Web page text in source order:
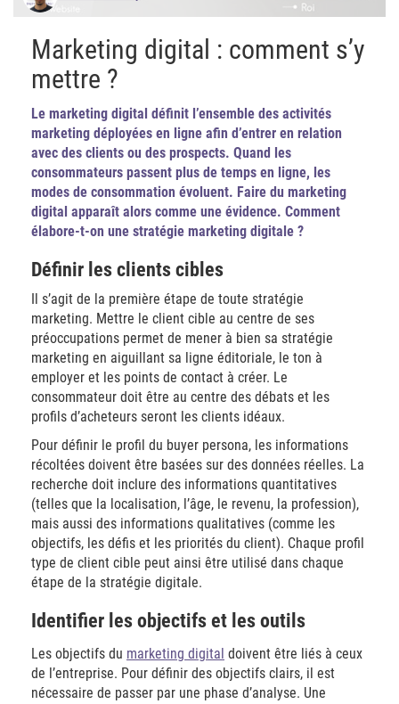
Marketing digital : comment s’y
mettre ?
Le marketing digital définit l’ensemble des activités
marketing déployées en ligne afin d’entrer en relation
avec des clients ou des prospects. Quand les
consommateurs passent plus de temps en ligne, les
modes de consommation évoluent. Faire du marketing
digital apparaît alors comme une évidence. Comment
élabore-t-on une stratégie marketing digitale ?
Définir les clients cibles
Il s’agit de la première étape de toute stratégie
marketing. Mettre le client cible au centre de ses
préoccupations permet de mener à bien sa stratégie
marketing en aiguillant sa ligne éditoriale, le ton à
employer et les points de contact à créer. Le
consommateur doit être au centre des débats et les
profils d’acheteurs seront les clients idéaux.
Pour définir le profil du buyer persona, les informations
récoltées doivent être basées sur des données réelles. La
recherche doit inclure des informations quantitatives
(telles que la localisation, l’âge, le revenu, la profession),
mais aussi des informations qualitatives (comme les
objectifs, les défis et les priorités du client). Chaque profil
type de client cible peut ainsi être utilisé dans chaque
étape de la stratégie digitale.
Identifier les objectifs et les outils
Les objectifs du marketing digital doivent être liés à ceux
de l’entreprise. Pour définir des objectifs clairs, il est
nécessaire de passer par une phase d’analyse. Une